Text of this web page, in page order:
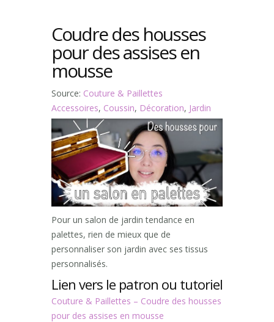
Coudre des housses
pour des assises en
mousse
Source: Couture & Paillettes
Accessoires, Coussin, Décoration, Jardin
Pour un salon de jardin tendance en
palettes, rien de mieux que de
personnaliser son jardin avec ses tissus
personnalisés.
Lien vers le patron ou tutoriel
Couture & Paillettes – Coudre des housses
pour des assises en mousse